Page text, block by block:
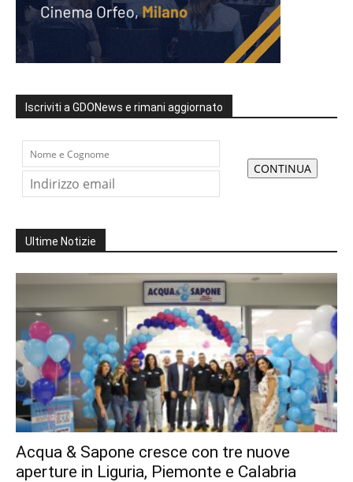
Iscriviti a GDONews e rimani aggiornato
Ultime Notizie
Acqua & Sapone cresce con tre nuove
aperture in Liguria, Piemonte e Calabria